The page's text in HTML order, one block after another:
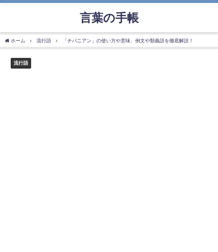
言葉の手帳
ホーム 流行語 「チバニアン」の使い方や意味、例文や類義語を徹底解説！
流行語